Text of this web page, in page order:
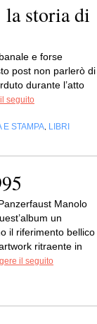
storia di
e forse
post non parlerò di
durante l’atto
seguito
E STAMPA LIBRI
Manolo
un
il riferimento bellico
ritraente in
il seguito